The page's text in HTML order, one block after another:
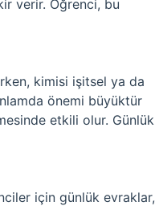
verir. Öğrenci, bu
kimisi işitsel ya da
önemi büyüktür
etkili olur. Günlük
için günlük evraklar,